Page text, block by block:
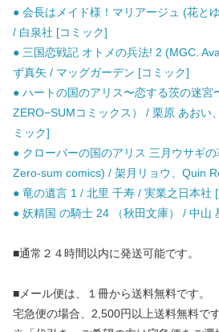
● 会長はメイド様！マリアージュ (花と
/ 白泉社 [コミック]
● 三国恋戦記 オトメの兵法! 2 (MGC.
ず真矢 / マッグガーデン [コミック]
● ハートの国のアリス〜恋する茨の迷宮
ZERO−SUMコミックス） / 栗原 あおい
ミック]
● クローバーの国のアリス 三月ウサギの
Zero-sum comics) / 架月リョウ、Quin
● 竜の遺言 1 / 北里 千寿 / 実業之日本社
● 妖精国 の騎士 24 （秋田文庫） / 中山
■通常２４時間以内に発送可能です。
■メール便は、１冊から送料無料です。
宅急便の場合、2,500円以上送料無料です